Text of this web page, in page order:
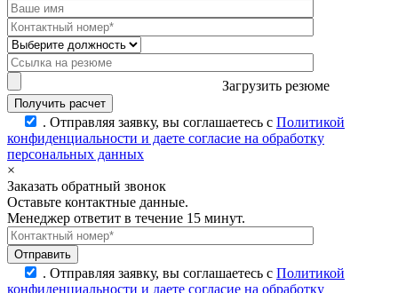
Загрузить резюме
. Отправляя заявку, вы соглашаетесь с Политикой
конфиденциальности и даете согласие на обработку
персональных данных
×
Заказать обратный звонок
Оставьте контактные данные.
Менеджер ответит в течение 15 минут.
. Отправляя заявку, вы соглашаетесь с Политикой
конфиденциальности и даете согласие на обработку